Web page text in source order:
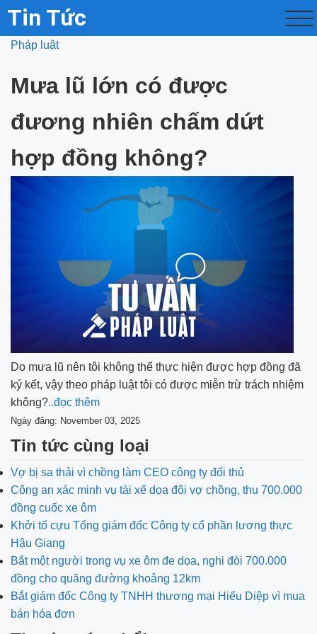
Tin Tức
Pháp luật
Mưa lũ lớn có được
đương nhiên chấm dứt
hợp đồng không?
Do mưa lũ nên tôi không thể thực hiện được hợp đồng đã
ký kết, vậy theo pháp luật tôi có được miễn trừ trách nhiệm
không?..đọc thêm
Ngày đăng: November 03, 2025
Tin tức cùng loại
Vợ bị sa thải vì chồng làm CEO công ty đối thủ
Công an xác minh vụ tài xế dọa đôi vợ chồng, thu 700.000
đồng cuốc xe ôm
Khởi tố cựu Tổng giám đốc Công ty cổ phần lương thực
Hậu Giang
Bắt một người trong vụ xe ôm đe dọa, nghi đòi 700.000
đồng cho quãng đường khoảng 12km
Bắt giám đốc Công ty TNHH thương mại Hiếu Diệp vì mua
bán hóa đơn